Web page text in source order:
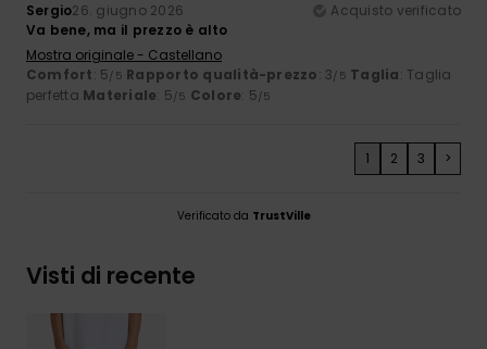
Sergio26. giugno 2026
Acquisto verificato
Va bene, ma il prezzo è alto
Mostra originale - Castellano
Comfort: 5/5 Rapporto qualità-prezzo: 3/5 Taglia: Taglia
perfetta Materiale: 5/5 Colore: 5/5
1 2 3 >
Verificato da TrustVille
Visti di recente